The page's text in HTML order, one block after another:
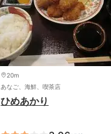
20m
あなご、海鮮、喫茶店
ひめあかり